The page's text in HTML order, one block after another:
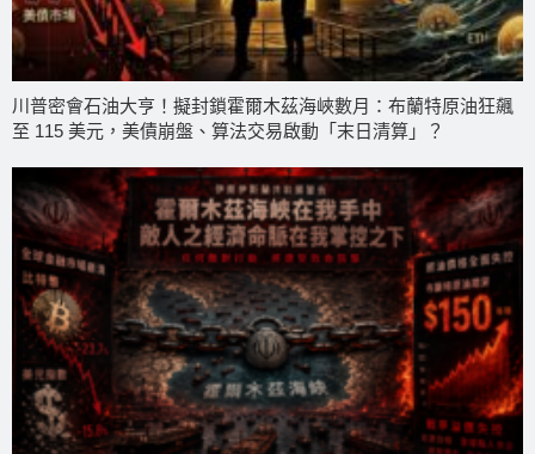
川普密會石油大亨！擬封鎖霍爾木茲海峽數月：布蘭特原油狂飆
至 115 美元，美債崩盤、算法交易啟動「末日清算」？